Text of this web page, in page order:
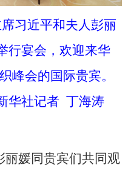
习近平和夫人彭丽
行宴会，欢迎来华
峰会的国际贵宾。
华社记者 丁海涛
丽媛同贵宾们共同观